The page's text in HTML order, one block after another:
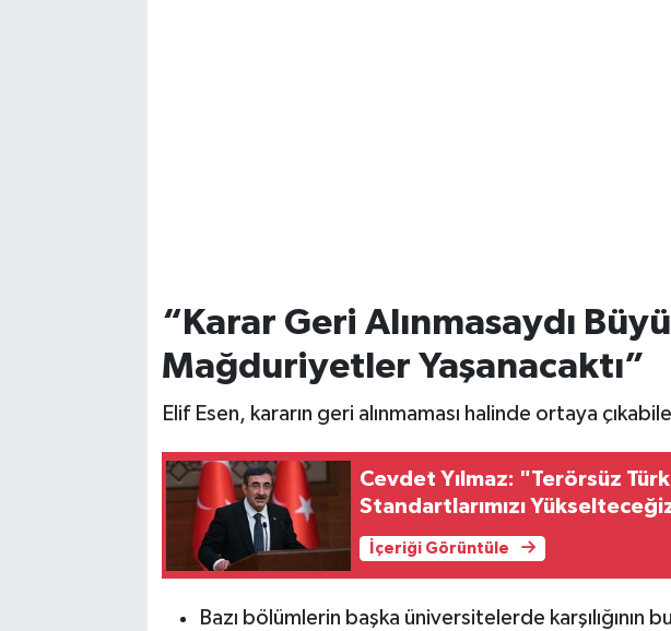
“Karar Geri Alınmasaydı
Mağduriyetler Yaşanacaktı”
Elif Esen, kararın geri alınmaması halinde ortaya
Cevdet Yılmaz: "Terörsüz
Standartlarımızı
İçeriği Görüntüle
Bazı bölümlerin başka üniversitelerde karşılığının